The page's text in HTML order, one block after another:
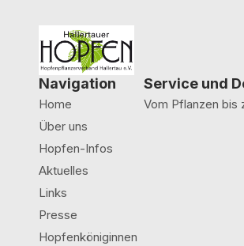
Navigation
Home
Über uns
Hopfen-Infos
Aktuelles
Links
Presse
Hopfenköniginnen
Service und
Vom Pflanzen bis